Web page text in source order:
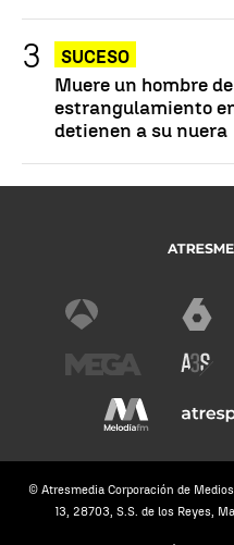
SUCESO
Muere un hombre
estrangulamiento
detienen a su nuera
© Atresmedia Corporación de
13, 28703, S.S. de los Reyes,